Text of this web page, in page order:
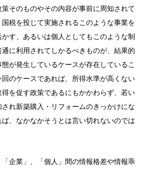
そのものやその内容が事前に周知されて
税を投じて実施されるこのような事業を
す、あるいは個人としてもこのような制
に利用されてしかるべきものが、結果的
が発生しているケースが存在しているこ
のケースであれば、所得水準が高くない
を促す政策であるにもかかわらず、若い
れ新築購入・リフォームのきっかけにな
、なかなかそうとは言い切れないのでは
企業」、「個人」間の情報格差や情報乖